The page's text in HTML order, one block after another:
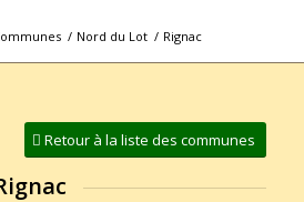
/ Nord du Lot / Rignac
Retour à la liste des communes